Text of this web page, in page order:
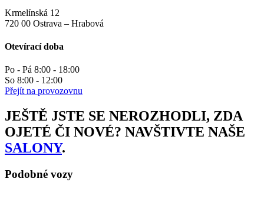
Krmelínská 12
720 00 Ostrava – Hrabová
Otevírací doba
Po - Pá 8:00 - 18:00
So 8:00 - 12:00
Přejít na provozovnu
JEŠTĚ JSTE SE NEROZHODLI, ZDA
OJETÉ ČI NOVÉ? NAVŠTIVTE NAŠE
SALONY.
Podobné vozy